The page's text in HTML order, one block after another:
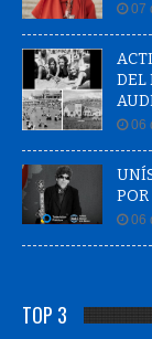
07
DEL
06
06
TOP 3